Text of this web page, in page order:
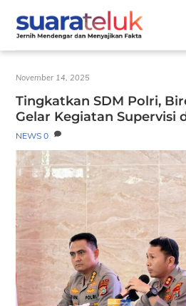
content
November 14, 2025
Tingkatkan SDM Polri,
Gelar Kegiatan Supervisi
NEWS 0